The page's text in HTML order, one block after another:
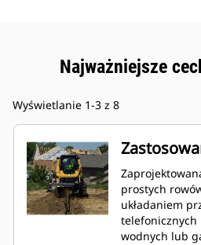
Najważniejsze
Wyświetlanie 1-3 z 8
prostych
układaniem
wodnych lub